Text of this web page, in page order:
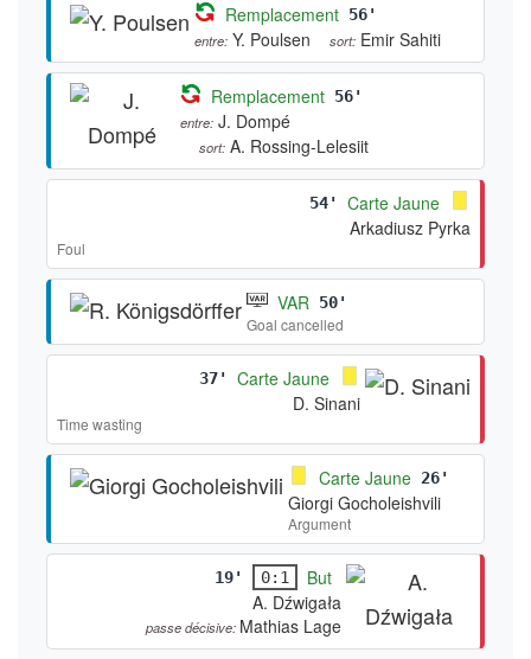
Remplacement 56'
entre: Y. Poulsen sort: Emir Sahiti
Remplacement 56'
entre: J. Dompé
sort: A. Rossing-Lelesiit
54'
Carte Jaune
Arkadiusz Pyrka
Foul
VAR 50'
Goal cancelled
37'
Carte Jaune
D. Sinani
Time wasting
Carte Jaune 26'
Giorgi Gocholeishvili
Argument
19' 0:1
But
A. Dźwigała
passe décisive: Mathias Lage